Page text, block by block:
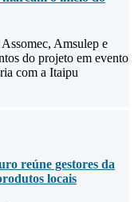
Amsulep e
do projeto em evento
com a Itaipu
reúne gestores da
locais